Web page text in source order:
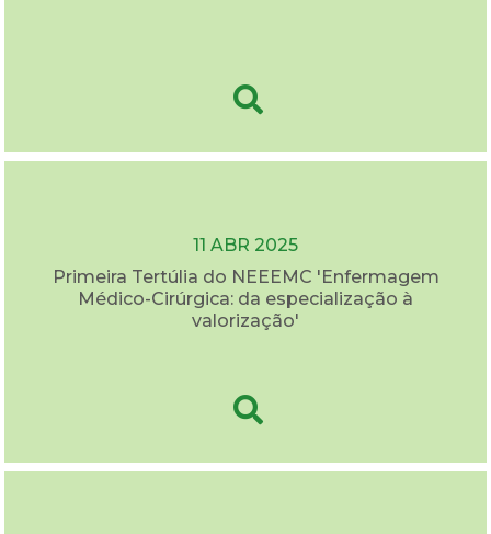
11 ABR 2025
Primeira Tertúlia do NEEEMC 'Enfermagem
Médico-Cirúrgica: da especialização à
valorização'